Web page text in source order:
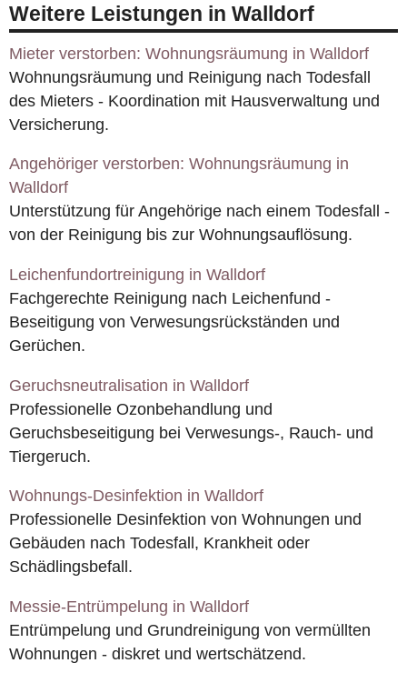
Weitere Leistungen in Walldorf
Mieter verstorben: Wohnungsräumung in Walldorf
Wohnungsräumung und Reinigung nach Todesfall
des Mieters - Koordination mit Hausverwaltung und
Versicherung.
Angehöriger verstorben: Wohnungsräumung in
Walldorf
Unterstützung für Angehörige nach einem Todesfall -
von der Reinigung bis zur Wohnungsauflösung.
Leichenfundortreinigung in Walldorf
Fachgerechte Reinigung nach Leichenfund -
Beseitigung von Verwesungsrückständen und
Gerüchen.
Geruchsneutralisation in Walldorf
Professionelle Ozonbehandlung und
Geruchsbeseitigung bei Verwesungs-, Rauch- und
Tiergeruch.
Wohnungs-Desinfektion in Walldorf
Professionelle Desinfektion von Wohnungen und
Gebäuden nach Todesfall, Krankheit oder
Schädlingsbefall.
Messie-Entrümpelung in Walldorf
Entrümpelung und Grundreinigung von vermüllten
Wohnungen - diskret und wertschätzend.